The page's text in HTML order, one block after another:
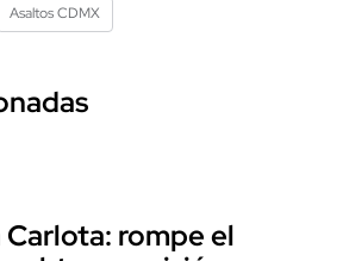
Asaltos CDMX
Carlota: rompe el